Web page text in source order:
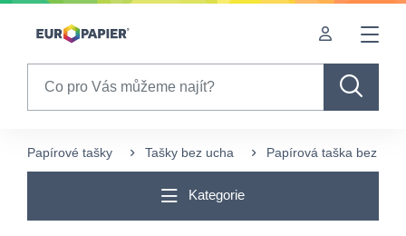
Table Of Content
Papírové tašky Tašky bez ucha Papírová taška bez
Kategorie